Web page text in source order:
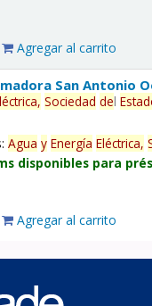
Agregar al carrito
San Antonio
Sociedad del
Agua y Energía Eléctrica,
disponibles para
Agregar al carrito